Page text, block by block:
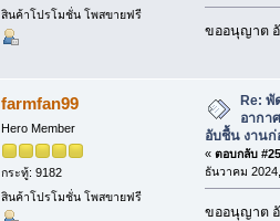
สินค้าโปรโมชั่น โพสขายฟรี
ขออนุญาต
farmfan99
Hero Member
กระทู้: 9182
สินค้าโปรโมชั่น โพสขายฟรี
Re:
อากา
อับชื้น งานก่
« ตอบกลับ
ธันวาคม
ขออนุญาต